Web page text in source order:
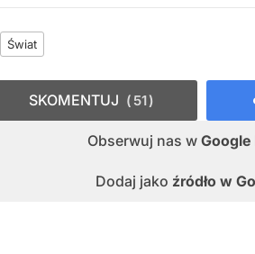
Świat
Obserwuj nas w Google
Dodaj jako źródło w
SKOMENTUJ 51